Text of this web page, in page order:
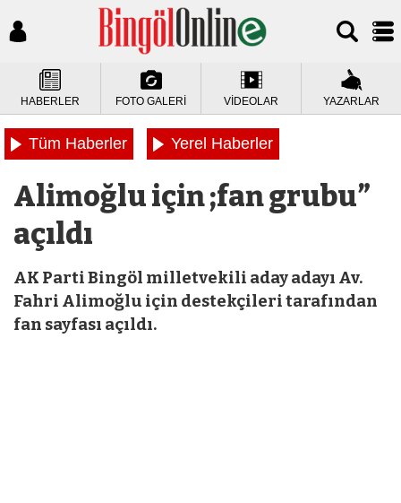
HABERLER FOTO GALERİ VİDEOLAR YAZARLAR
Tüm Haberler Yerel Haberler
Alimoğlu için ;fan grubu”
açıldı
AK Parti Bingöl milletvekili aday adayı Av.
Fahri Alimoğlu için destekçileri tarafından
fan sayfası açıldı.